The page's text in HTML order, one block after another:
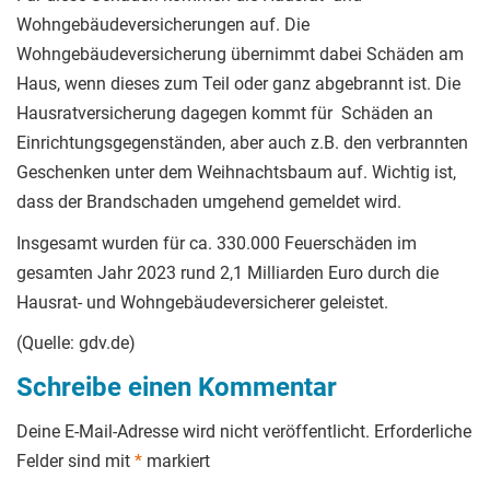
Wohngebäudeversicherungen auf. Die
Wohngebäudeversicherung übernimmt dabei Schäden am
Haus, wenn dieses zum Teil oder ganz abgebrannt ist. Die
Hausratversicherung dagegen kommt für Schäden an
Einrichtungsgegenständen, aber auch z.B. den verbrannten
Geschenken unter dem Weihnachtsbaum auf. Wichtig ist,
dass der Brandschaden umgehend gemeldet wird.
Insgesamt wurden für ca. 330.000 Feuerschäden im
gesamten Jahr 2023 rund 2,1 Milliarden Euro durch die
Hausrat- und Wohngebäudeversicherer geleistet.
(Quelle: gdv.de)
Schreibe einen Kommentar
Deine E-Mail-Adresse wird nicht veröffentlicht. Erforderliche
Felder sind mit * markiert